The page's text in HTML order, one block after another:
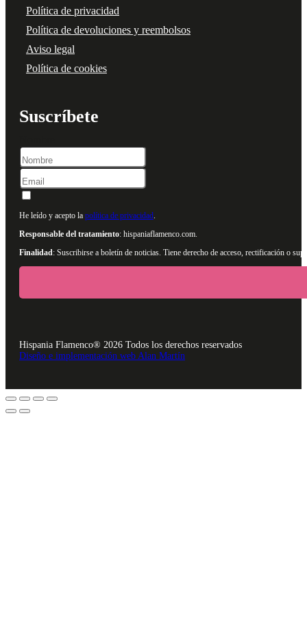
Política de privacidad
Política de devoluciones y reembolsos
Aviso legal
Política de cookies
Suscríbete
He leído y acepto la política de privacidad
Responsable del tratamiento: hispaniaflamenco.com.
Finalidad: Suscribirse a boletín de noticias. Tiene derecho de acceso, rectificación o
Hispania Flamenco® 2026 Todos los derechos reservados
Diseño e implementación web Alan Martín